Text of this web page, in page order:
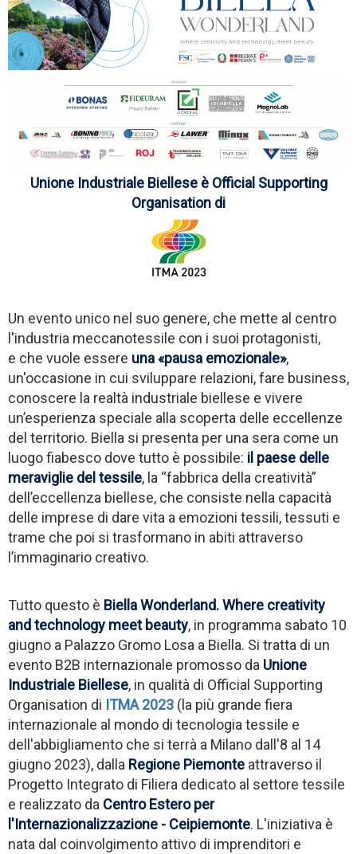
Unione Industriale Biellese è Official Supporting
Organisation di
Un evento unico nel suo genere, che mette al centro
l'industria meccanotessile con i suoi protagonisti,
e che vuole essere una «pausa emozionale»,
un'occasione in cui sviluppare relazioni, fare business,
conoscere la realtà industriale biellese e vivere
un’esperienza speciale alla scoperta delle eccellenze
del territorio. Biella si presenta per una sera come un
luogo fiabesco dove tutto è possibile: il paese delle
meraviglie del tessile, la “fabbrica della creatività”
dell’eccellenza biellese, che consiste nella capacità
delle imprese di dare vita a emozioni tessili, tessuti e
trame che poi si trasformano in abiti attraverso
l’immaginario creativo.
Tutto questo è Biella Wonderland. Where creativity
and technology meet beauty, in programma sabato 10
giugno a Palazzo Gromo Losa a Biella. Si tratta di un
evento B2B internazionale promosso da Unione
Industriale Biellese, in qualità di Official Supporting
Organisation di ITMA 2023 (la più grande fiera
internazionale al mondo di tecnologia tessile e
dell'abbigliamento che si terrà a Milano dall'8 al 14
giugno 2023), dalla Regione Piemonte attraverso il
Progetto Integrato di Filiera dedicato al settore tessile
e realizzato da Centro Estero per
l'Internazionalizzazione - Ceipiemonte. L'iniziativa è
nata dal coinvolgimento attivo di imprenditori e